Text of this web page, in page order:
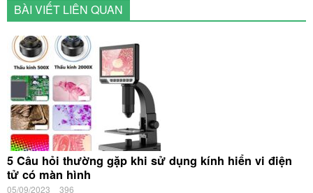
BÀI VIẾT LIÊN QUAN
5 Câu hỏi thường gặp khi sử dụng kính hiển vi điện
tử có màn hình
05/09/2023 396